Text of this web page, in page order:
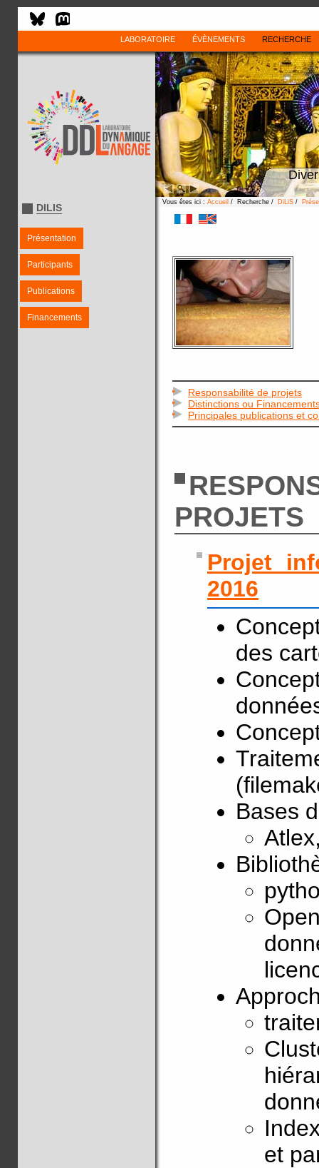
LABORATOIRE ÉVÈNEMENTS RECHERCHE
DILIS
Présentation
Participants
Publications
Financements
Vous êtes ici : Accueil / Recherche / DiLiS /
Responsabilité de projets
Distinctions ou
Principales publications et
PROJETS
Projet
2016
des
Bases
et